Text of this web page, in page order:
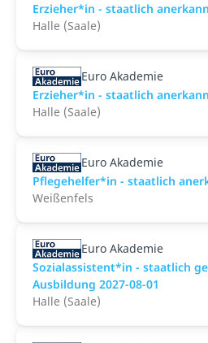
Erzieher*in - staatlich
Halle (Saale)
Euro Akademie
Erzieher*in - staatlich
Halle (Saale)
Euro Akademie
Pflegehelfer*in - staatlich
Weißenfels
Euro Akademie
Sozialassistent*in - staatlich
Ausbildung 2027-08-01
Halle (Saale)